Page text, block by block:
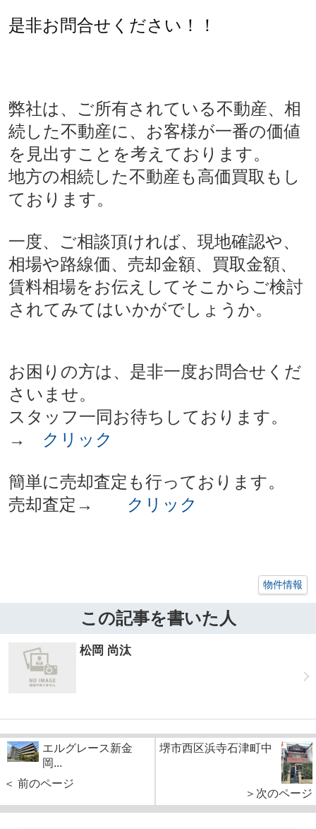
是非お問合せください！！
弊社は、ご所有されている不動産、相
続した不動産に、お客様が一番の価値
を見出すことを考えております。
地方の相続した不動産も高価買取もし
ております。
一度、ご相談頂ければ、現地確認や、
相場や路線価、売却金額、買取金額、
賃料相場をお伝えしてそこからご検討
されてみてはいかがでしょうか。
お困りの方は、是非一度お問合せくだ
さいませ。
スタッフ一同お待ちしております。
→ クリック
簡単に売却査定も行っております。
売却査定→
クリック
物件情報
この記事を書いた人
松岡 尚汰
エルグレース新金
岡...
＜ 前のページ
堺市西区浜寺石津町中
＞次のページ